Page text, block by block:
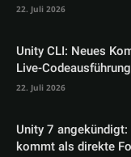
22. Juli 2026
Unity CLI: Neues
Live-
22. Juli 2026
Unity 7
kommt als direkte